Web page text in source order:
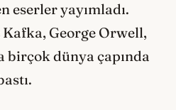
eserler yayımladı.
George Orwell,
birçok dünya çapında